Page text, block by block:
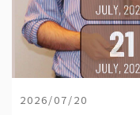
2026/07/20